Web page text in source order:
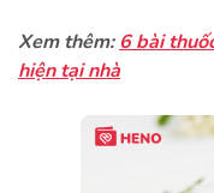
Xem thêm: 6 bài
hiện tại nhà